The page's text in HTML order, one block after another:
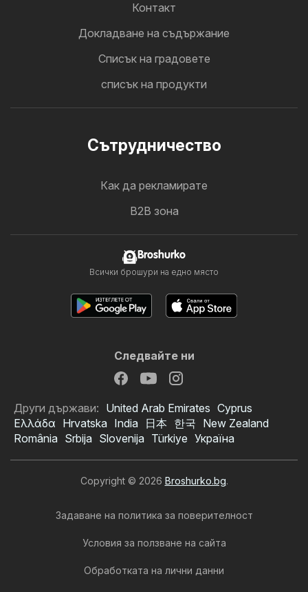
Контакт
Докладване на съдържание
Cписък на градовете
списък на продукти
Cътрудничество
Как да рекламирате
B2B зона
Broshurko
Всички брошури на едно място
Следвайте ни
Други държави: United Arab Emirates Cyprus
Ελλάδα Hrvatska India 日本 한국 New Zealand
România Srbija Slovenija Türkiye Україна
Copyright © 2026 Broshurko.bg.
Задаване на политика за поверителност
Условия за ползване на сайта
Обработката на лични данни